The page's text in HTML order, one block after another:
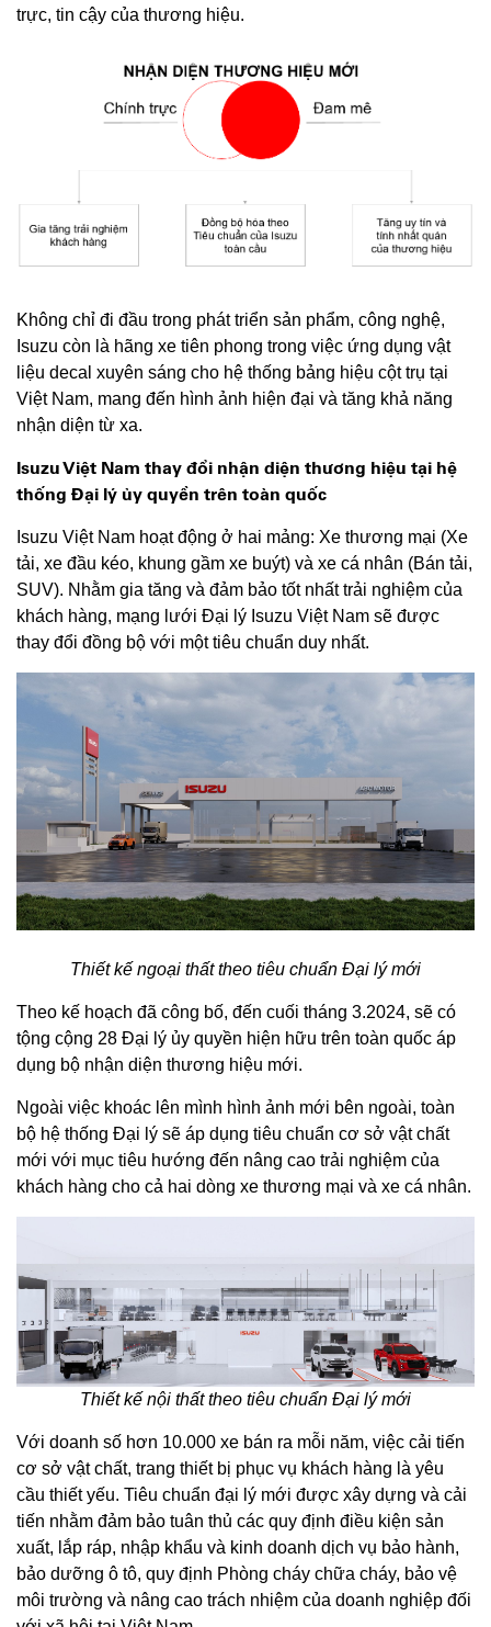
trực, tin cậy của thương hiệu.
Không chỉ đi đầu trong phát triển sản phẩm, công nghệ,
Isuzu còn là hãng xe tiên phong trong việc ứng dụng vật
liệu decal xuyên sáng cho hệ thống bảng hiệu cột trụ tại
Việt Nam, mang đến hình ảnh hiện đại và tăng khả năng
nhận diện từ xa.
Isuzu Việt Nam thay đổi nhận diện thương hiệu tại hệ
thống Đại lý ủy quyền trên toàn quốc
Isuzu Việt Nam hoạt động ở hai mảng: Xe thương mại (Xe
tải, xe đầu kéo, khung gầm xe buýt) và xe cá nhân (Bán tải,
SUV). Nhằm gia tăng và đảm bảo tốt nhất trải nghiệm của
khách hàng, mạng lưới Đại lý Isuzu Việt Nam sẽ được
thay đổi đồng bộ với một tiêu chuẩn duy nhất.
Thiết kế ngoại thất theo tiêu chuẩn Đại lý mới
Theo kế hoạch đã công bố, đến cuối tháng 3.2024, sẽ có
tộng cộng 28 Đại lý ủy quyền hiện hữu trên toàn quốc áp
dụng bộ nhận diện thương hiệu mới.
Ngoài việc khoác lên mình hình ảnh mới bên ngoài, toàn
bộ hệ thống Đại lý sẽ áp dụng tiêu chuẩn cơ sở vật chất
mới với mục tiêu hướng đến nâng cao trải nghiệm của
khách hàng cho cả hai dòng xe thương mại và xe cá nhân.
Thiết kế nội thất theo tiêu chuẩn Đại lý mới
Với doanh số hơn 10.000 xe bán ra mỗi năm, việc cải tiến
cơ sở vật chất, trang thiết bị phục vụ khách hàng là yêu
cầu thiết yếu. Tiêu chuẩn đại lý mới được xây dựng và cải
tiến nhằm đảm bảo tuân thủ các quy định điều kiện sản
xuất, lắp ráp, nhập khẩu và kinh doanh dịch vụ bảo hành,
bảo dưỡng ô tô, quy định Phòng cháy chữa cháy, bảo vệ
môi trường và nâng cao trách nhiệm của doanh nghiệp đối